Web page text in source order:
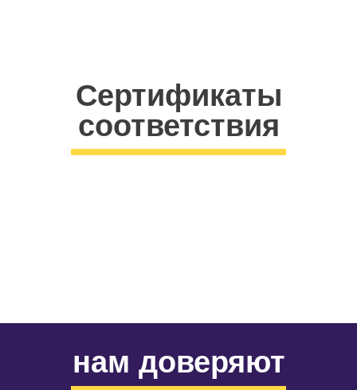
Сертификаты
соответствия
нам доверяют